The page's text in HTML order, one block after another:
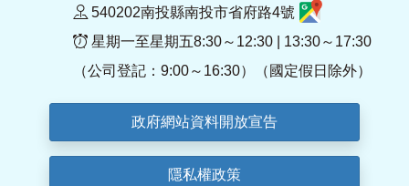
540202南投縣南投市省府路4號
星期一至星期五8:30～12:30 | 13:30～17:30
（公司登記：9:00～16:30）（國定假日除外）
政府網站資料開放宣告
隱私權政策